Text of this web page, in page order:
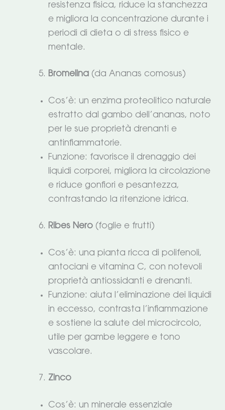
resistenza fisica, riduce la stanchezza
e migliora la concentrazione durante i
periodi di dieta o di stress fisico e
mentale.
Bromelina (da Ananas comosus)
Cos’è: un enzima proteolitico naturale
estratto dal gambo dell’ananas, noto
per le sue proprietà drenanti e
antinfiammatorie.
Funzione: favorisce il drenaggio dei
liquidi corporei, migliora la circolazione
e riduce gonfiori e pesantezza,
contrastando la ritenzione idrica.
Ribes Nero (foglie e frutti)
Cos’è: una pianta ricca di polifenoli,
antociani e vitamina C, con notevoli
proprietà antiossidanti e drenanti.
Funzione: aiuta l’eliminazione dei liquidi
in eccesso, contrasta l’infiammazione
e sostiene la salute del microcircolo,
utile per gambe leggere e tono
vascolare.
Zinco
Cos’è: un minerale essenziale